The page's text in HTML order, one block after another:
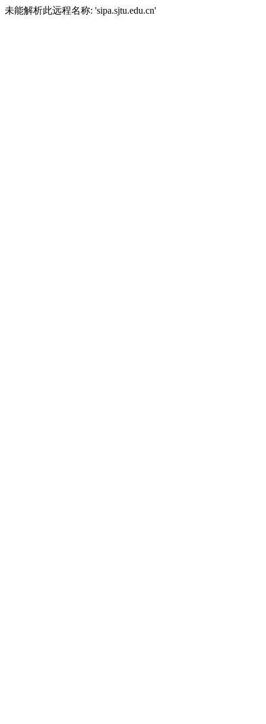
未能解析此远程名称: 'sipa.sjtu.edu.cn'